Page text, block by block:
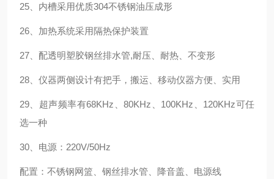
25、内槽采用优质304不锈钢油压成形
26、加热系统采用隔热保护装置
27、配透明塑胶钢丝排水管,耐压、耐热、不变形
28、仪器两侧设计有把手，搬运、移动仪器方便、实用
29、超声频率有68KHz、80KHz、100KHz、120KHz可任
选一种
30、电源：220V/50Hz
配置：不锈钢网篮、钢丝排水管、降音盖、电源线